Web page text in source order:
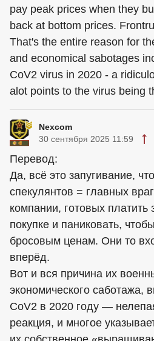
pay peak prices when they
back at bottom prices.
That's the entire reason for
and economical sabotages
CoV2 virus in 2020 - a
alot points to the virus being
Nexcom
30 сентября 2025 11:59
Перевод:
Да, всё это запугивание,
спекулянтов = главных
компании, готовых
покупке и паниковать,
бросовым ценам. Они то
вперёд.
Вот и вся причина их
экономического саботажа,
CoV2 в 2020 году —
реакция, и многое